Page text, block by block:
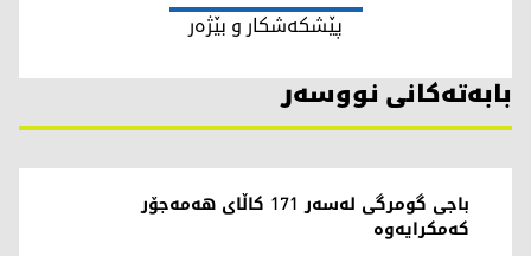
پێشکەشکار و بێژەر
بابەتەکانی نووسەر
باجی گومرگی لەسەر 171 کاڵای هەمەجۆر
کەمکرایەوە